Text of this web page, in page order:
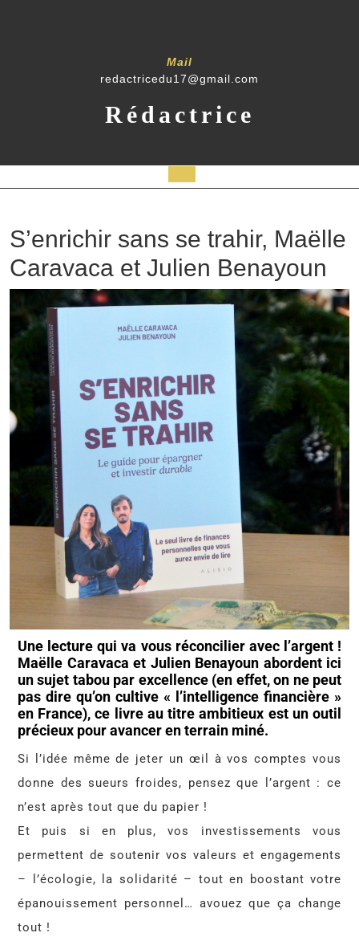
Mail
redactricedu17@gmail.com
Rédactrice
S’enrichir sans se trahir, Maëlle
Caravaca et Julien Benayoun
Une lecture qui va vous réconcilier avec l’argent !
Maëlle Caravaca et Julien Benayoun abordent ici
un sujet tabou par excellence (en effet, on ne peut
pas dire qu’on cultive « l’intelligence financière »
en France), ce livre au titre ambitieux est un outil
précieux pour avancer en terrain miné.
Si l’idée même de jeter un œil à vos comptes vous
donne des sueurs froides, pensez que l’argent : ce
n’est après tout que du papier !
Et puis si en plus, vos investissements vous
permettent de soutenir vos valeurs et engagements
– l’écologie, la solidarité – tout en boostant votre
épanouissement personnel… avouez que ça change
tout !